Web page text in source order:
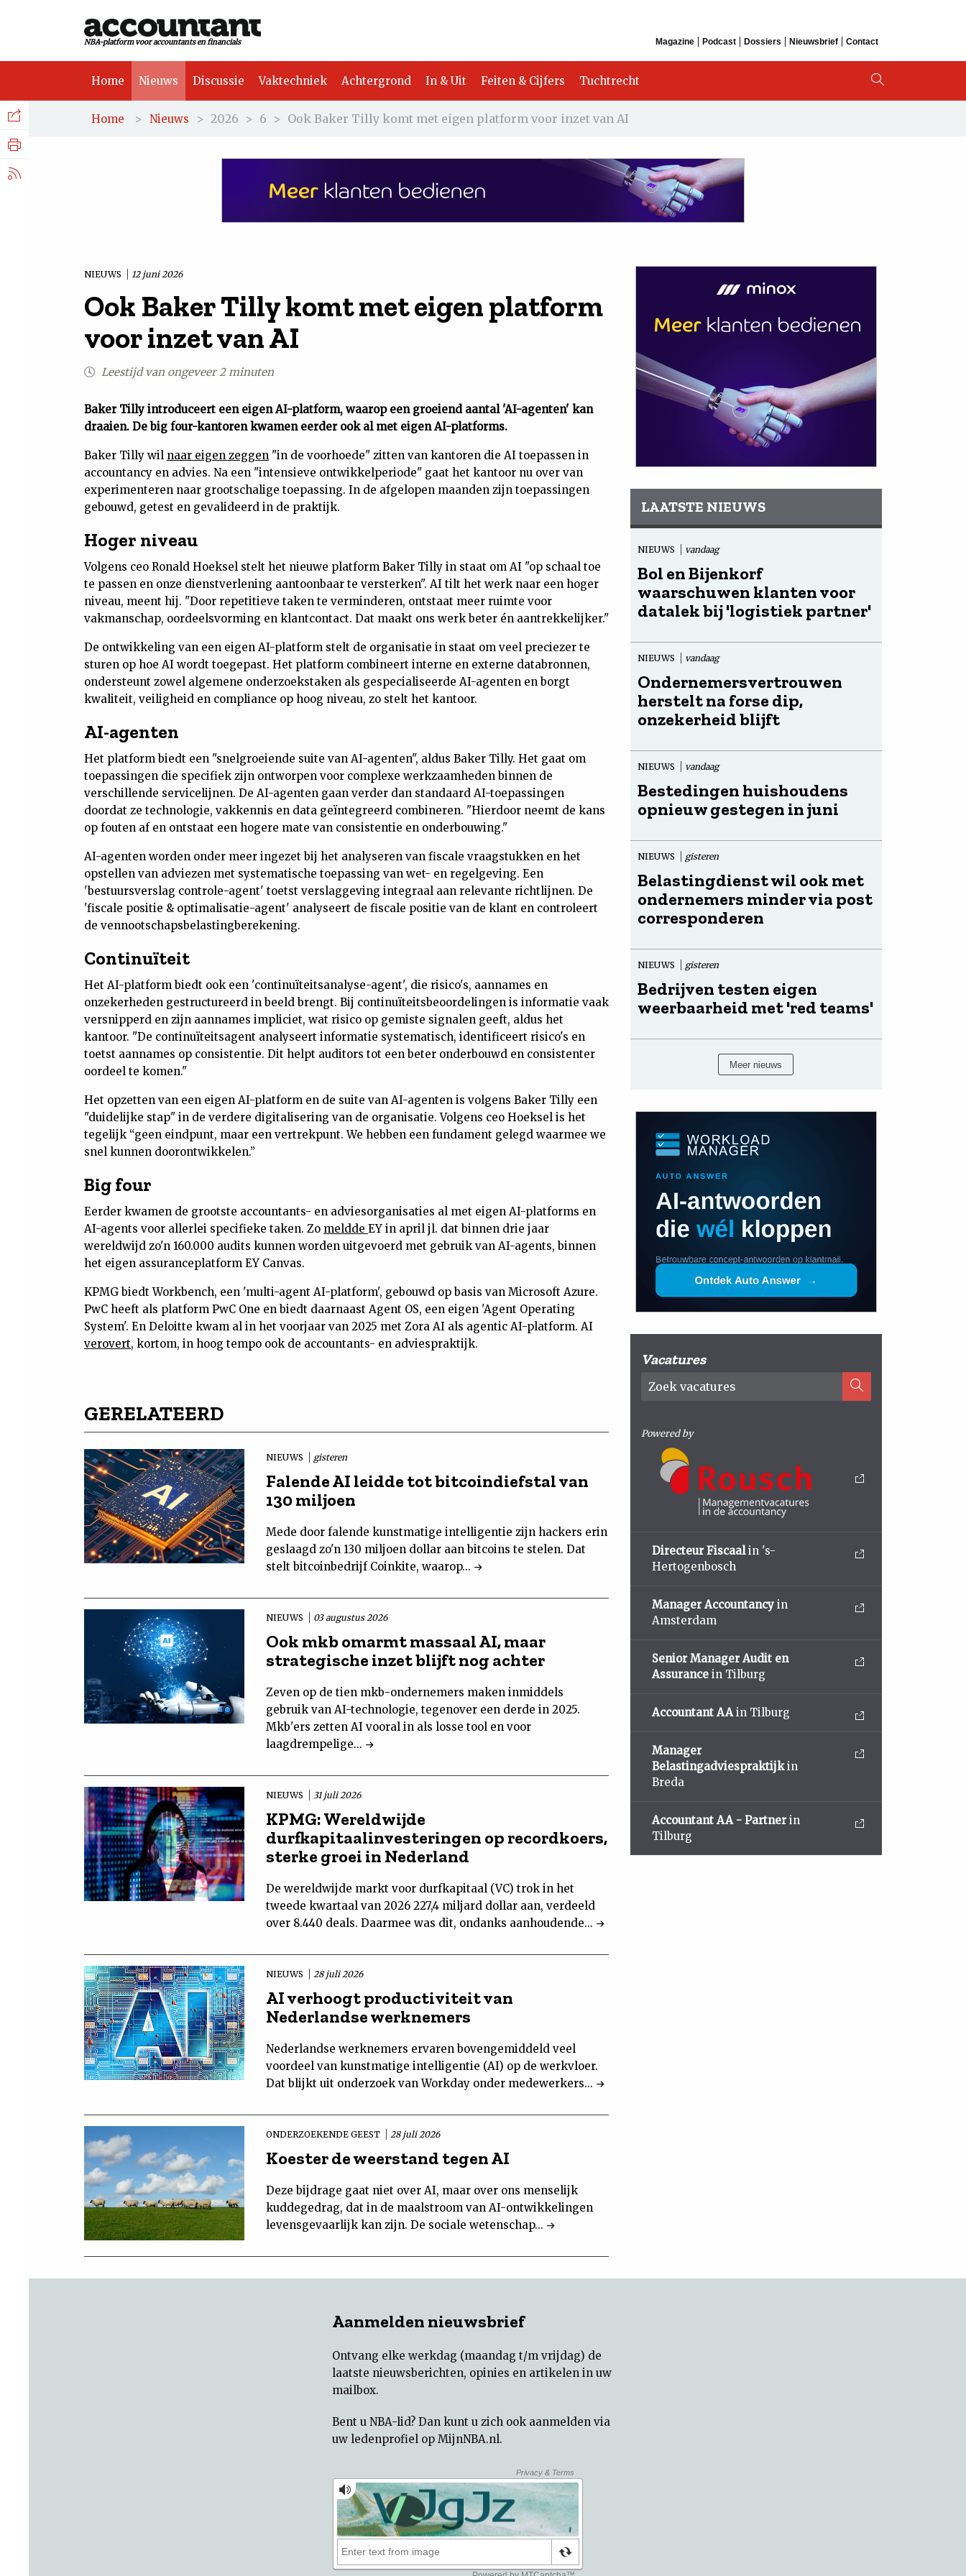
NBA-platform voor accountants en financials Magazine Podcast Dossiers Nieuwsbrief Contact
Home Nieuws Discussie Vaktechniek Achtergrond In & Uit Feiten & Cijfers Tuchtrecht
Home > Nieuws > 2026 > 6 > Ook Baker Tilly komt met eigen platform voor inzet van AI
NIEUWS 12 juni 2026
Ook Baker Tilly komt met eigen platform
voor inzet van AI
Leestijd van ongeveer 2 minuten
Baker Tilly introduceert een eigen AI-platform, waarop een groeiend aantal 'AI-agenten' kan
draaien. De big four-kantoren kwamen eerder ook al met eigen AI-platforms.
Baker Tilly wil naar eigen zeggen "in de voorhoede" zitten van kantoren die AI toepassen in
accountancy en advies. Na een "intensieve ontwikkelperiode" gaat het kantoor nu over van
experimenteren naar grootschalige toepassing. In de afgelopen maanden zijn toepassingen
gebouwd, getest en gevalideerd in de praktijk.
Hoger niveau
Volgens ceo Ronald Hoeksel stelt het nieuwe platform Baker Tilly in staat om AI "op schaal toe
te passen en onze dienstverlening aantoonbaar te versterken". AI tilt het werk naar een hoger
niveau, meent hij. "Door repetitieve taken te verminderen, ontstaat meer ruimte voor
vakmanschap, oordeelsvorming en klantcontact. Dat maakt ons werk beter én aantrekkelijker."
De ontwikkeling van een eigen AI-platform stelt de organisatie in staat om veel preciezer te
sturen op hoe AI wordt toegepast. Het platform combineert interne en externe databronnen,
ondersteunt zowel algemene onderzoekstaken als gespecialiseerde AI-agenten en borgt
kwaliteit, veiligheid en compliance op hoog niveau, zo stelt het kantoor.
AI-agenten
Het platform biedt een "snelgroeiende suite van AI-agenten", aldus Baker Tilly. Het gaat om
toepassingen die specifiek zijn ontworpen voor complexe werkzaamheden binnen de
verschillende servicelijnen. De AI-agenten gaan verder dan standaard AI-toepassingen
doordat ze technologie, vakkennis en data geïntegreerd combineren. "Hierdoor neemt de kans
op fouten af en ontstaat een hogere mate van consistentie en onderbouwing."
AI-agenten worden onder meer ingezet bij het analyseren van fiscale vraagstukken en het
opstellen van adviezen met systematische toepassing van wet- en regelgeving. Een
'bestuursverslag controle-agent' toetst verslaggeving integraal aan relevante richtlijnen. De
'fiscale positie & optimalisatie-agent' analyseert de fiscale positie van de klant en controleert
de vennootschapsbelastingberekening.
Continuïteit
Het AI-platform biedt ook een 'continuïteitsanalyse-agent', die risico's, aannames en
onzekerheden gestructureerd in beeld brengt. Bij continuïteitsbeoordelingen is informatie vaak
versnipperd en zijn aannames impliciet, wat risico op gemiste signalen geeft, aldus het
kantoor. "De continuïteitsagent analyseert informatie systematisch, identificeert risico's en
toetst aannames op consistentie. Dit helpt auditors tot een beter onderbouwd en consistenter
oordeel te komen."
Het opzetten van een eigen AI-platform en de suite van AI-agenten is volgens Baker Tilly een
"duidelijke stap" in de verdere digitalisering van de organisatie. Volgens ceo Hoeksel is het
tegelijk “geen eindpunt, maar een vertrekpunt. We hebben een fundament gelegd waarmee we
snel kunnen doorontwikkelen.”
Big four
Eerder kwamen de grootste accountants- en adviesorganisaties al met eigen AI-platforms en
AI-agents voor allerlei specifieke taken. Zo meldde EY in april jl. dat binnen drie jaar
wereldwijd zo'n 160.000 audits kunnen worden uitgevoerd met gebruik van AI-agents, binnen
het eigen assuranceplatform EY Canvas.
KPMG biedt Workbench, een 'multi-agent AI-platform', gebouwd op basis van Microsoft Azure.
PwC heeft als platform PwC One en biedt daarnaast Agent OS, een eigen 'Agent Operating
System'. En Deloitte kwam al in het voorjaar van 2025 met Zora AI als agentic AI-platform. AI
verovert, kortom, in hoog tempo ook de accountants- en adviespraktijk.
GERELATEERD
NIEUWS gisteren
Falende AI leidde tot bitcoindiefstal van
130 miljoen
Mede door falende kunstmatige intelligentie zijn hackers erin
geslaagd zo'n 130 miljoen dollar aan bitcoins te stelen. Dat
stelt bitcoinbedrijf Coinkite, waarop...
NIEUWS 03 augustus 2026
Ook mkb omarmt massaal AI, maar
strategische inzet blijft nog achter
Zeven op de tien mkb-ondernemers maken inmiddels
gebruik van AI-technologie, tegenover een derde in 2025.
Mkb'ers zetten AI vooral in als losse tool en voor
laagdrempelige...
NIEUWS 31 juli 2026
KPMG: Wereldwijde
durfkapitaalinvesteringen op recordkoers,
sterke groei in Nederland
De wereldwijde markt voor durfkapitaal (VC) trok in het
tweede kwartaal van 2026 227,4 miljard dollar aan, verdeeld
over 8.440 deals. Daarmee was dit, ondanks aanhoudende...
NIEUWS 28 juli 2026
AI verhoogt productiviteit van
Nederlandse werknemers
Nederlandse werknemers ervaren bovengemiddeld veel
voordeel van kunstmatige intelligentie (AI) op de werkvloer.
Dat blijkt uit onderzoek van Workday onder medewerkers...
ONDERZOEKENDE GEEST 28 juli 2026
Koester de weerstand tegen AI
Deze bijdrage gaat niet over AI, maar over ons menselijk
kuddegedrag, dat in de maalstroom van AI-ontwikkelingen
levensgevaarlijk kan zijn. De sociale wetenschap...
LAATSTE NIEUWS
NIEUWS vandaag
Bol en Bijenkorf
waarschuwen klanten voor
datalek bij 'logistiek partner'
NIEUWS vandaag
Ondernemersvertrouwen
herstelt na forse dip,
onzekerheid blijft
NIEUWS vandaag
Bestedingen huishoudens
opnieuw gestegen in juni
NIEUWS gisteren
Belastingdienst wil ook met
ondernemers minder via post
corresponderen
NIEUWS gisteren
Bedrijven testen eigen
weerbaarheid met 'red teams'
Meer nieuws
Vacatures
Powered by
Directeur Fiscaalin 's-
Hertogenbosch
Manager Accountancy in
Amsterdam
Senior Manager Audit en
Assurance in Tilburg
Accountant AAin Tilburg
Manager
Belastingadviespraktijkin
Breda
Accountant AA - Partner in
Tilburg
Facebook
Nieuws
Aanmelden nieuwsbrief
Ontvang elke werkdag (maandag t/m vrijdag) de
laatste nieuwsberichten, opinies en artikelen in uw
mailbox.
Bent u NBA-lid? Dan kunt u zich ook aanmelden via
uw ledenprofiel op MijnNBA.nl.